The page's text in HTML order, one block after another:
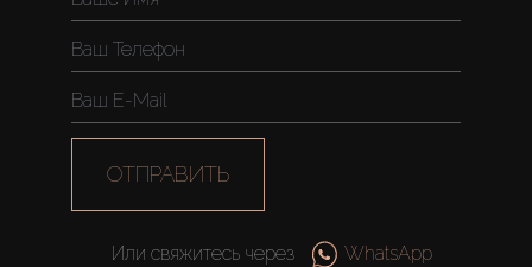
AX Journal
Каталоги
Агенты
About Us
ОТПРАВИТЬ
Или свяжитесь через WhatsApp